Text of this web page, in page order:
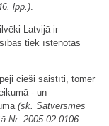
lpp.).
Latvijā ir
tiek īstenotas
cieši saistīti, tomēr
- un
(sk. Satversmes
Nr. 2005-02-0106